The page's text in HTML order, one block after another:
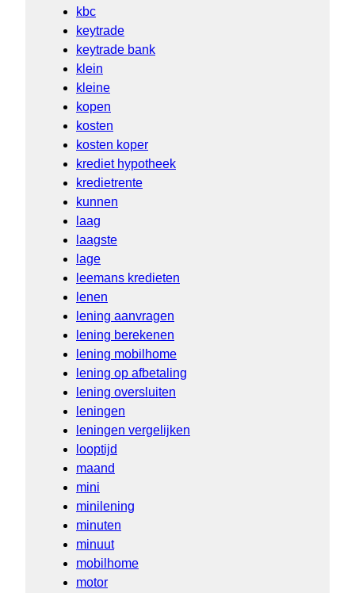
kbc
keytrade
keytrade bank
klein
kleine
kopen
kosten
kosten koper
krediet hypotheek
kredietrente
kunnen
laag
laagste
lage
leemans kredieten
lenen
lening aanvragen
lening berekenen
lening mobilhome
lening op afbetaling
lening oversluiten
leningen
leningen vergelijken
looptijd
maand
mini
minilening
minuten
minuut
mobilhome
motor